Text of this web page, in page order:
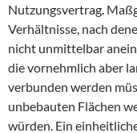
Nutzungsvertrag.
Verhältnisse, nach
nicht unmittelbar
die vornehmlich aber
verbunden werden
unbebauten Flächen
würden. Ein